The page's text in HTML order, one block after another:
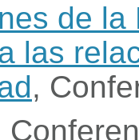
de
las
,